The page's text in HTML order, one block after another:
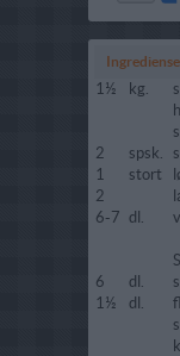
1½ kg.
2
spsk.
1
stort
2
6-7 dl.
6
dl.
1½
dl.